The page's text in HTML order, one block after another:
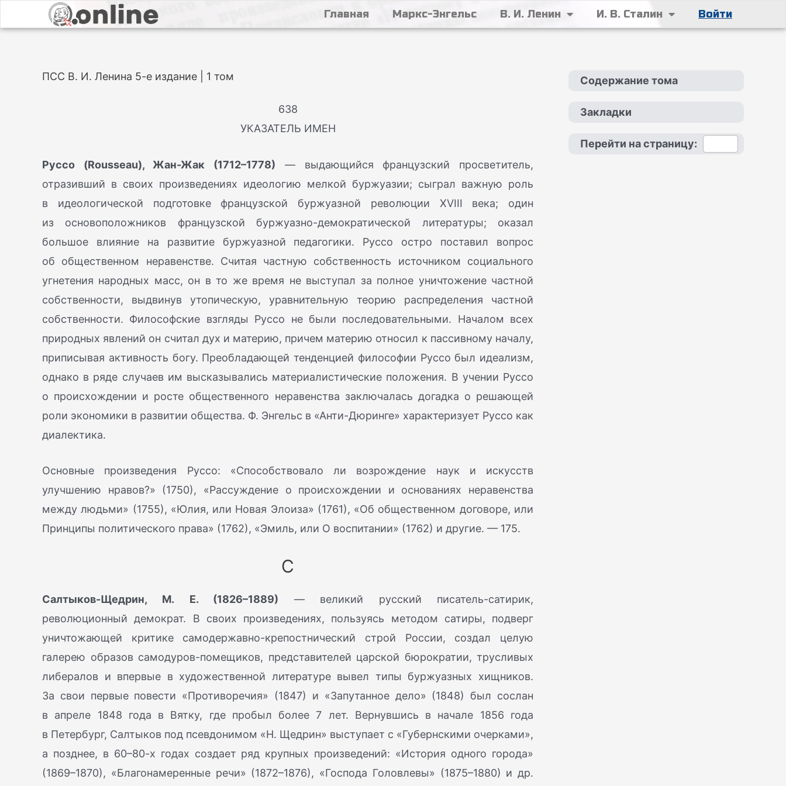
Главная Маркс-Энгельс В. И. Ленин И. В. Сталин Войти
ПСС В. И. Ленина 5-е издание | 1 том
638
УКАЗАТЕЛЬ ИМЕН
Руссо (Rousseau), Жан-Жак (1712–1778) — выдающийся французский просветитель,
отразивший в своих произведениях идеологию мелкой буржуазии; сыграл важную роль
в идеологической подготовке французской буржуазной революции XVIII века; один
из основоположников французской буржуазно-демократической литературы; оказал
большое влияние на развитие буржуазной педагогики. Руссо остро поставил вопрос
об общественном неравенстве. Считая частную собственность источником социального
угнетения народных масс, он в то же время не выступал за полное уничтожение частной
собственности, выдвинув утопическую, уравнительную теорию распределения частной
собственности. Философские взгляды Руссо не были последовательными. Началом всех
природных явлений он считал дух и материю, причем материю относил к пассивному началу,
приписывая активность богу. Преобладающей тенденцией философии Руссо был идеализм,
однако в ряде случаев им высказывались материалистические положения. В учении Руссо
о происхождении и росте общественного неравенства заключалась догадка о решающей
роли экономики в развитии общества. Ф. Энгельс в «Анти-Дюринге» характеризует Руссо как
диалектика.
Основные произведения Руссо: «Способствовало ли возрождение наук и искусств
улучшению нравов?» (1750), «Рассуждение о происхождении и основаниях неравенства
между людьми» (1755), «Юлия, или Новая Элоиза» (1761), «Об общественном договоре, или
Принципы политического права» (1762), «Эмиль, или О воспитании» (1762) и другие. — 175.
С
Салтыков-Щедрин, М. Е. (1826–1889) — великий русский писатель-сатирик,
революционный демократ. В своих произведениях, пользуясь методом сатиры, подверг
уничтожающей критике самодержавно-крепостнический строй России, создал целую
галерею образов самодуров-помещиков, представителей царской бюрократии, трусливых
либералов и впервые в художественной литературе вывел типы буржуазных хищников.
За свои первые повести «Противоречия» (1847) и «Запутанное дело» (1848) был сослан
в апреле 1848 года в Вятку, где пробыл более 7 лет. Вернувшись в начале 1856 года
в Петербург, Салтыков под псевдонимом «Н. Щедрин» выступает с «Губернскими очерками»,
а позднее, в 60–80-х годах создает ряд крупных произведений: «История одного города»
(1869–1870), «Благонамеренные речи» (1872–1876), «Господа Головлевы» (1875–1880) и др.
Содержание тома
Закладки
Перейти на страницу: